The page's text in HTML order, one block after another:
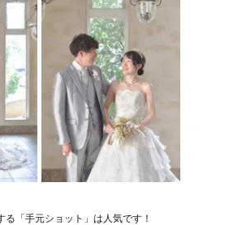
「手元ショット」は人気です！